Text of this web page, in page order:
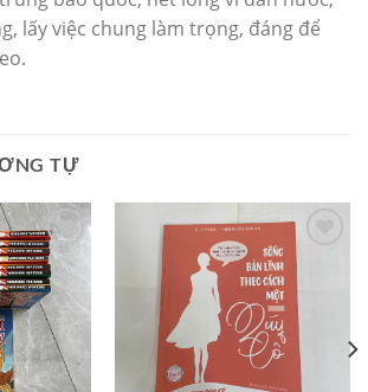
lấy việc chung làm trọng, đáng để
TỰ